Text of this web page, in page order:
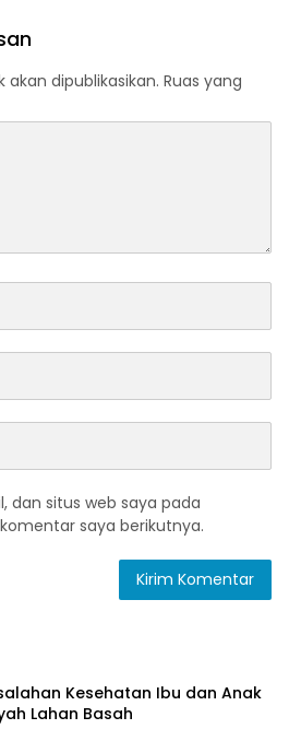
dipublikasikan. Ruas yang
dan situs web saya pada
saya berikutnya.
Kesehatan Ibu dan Anak
Lahan Basah